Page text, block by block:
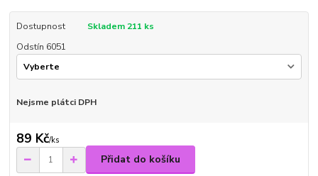
Dostupnost
Skladem 211 ks
Odstín 6051
Nejsme plátci DPH
89 Kč/ks
Přidat do košíku